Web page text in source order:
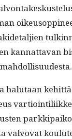
kan­nat­ta­van
halu­taan
valvo­vat